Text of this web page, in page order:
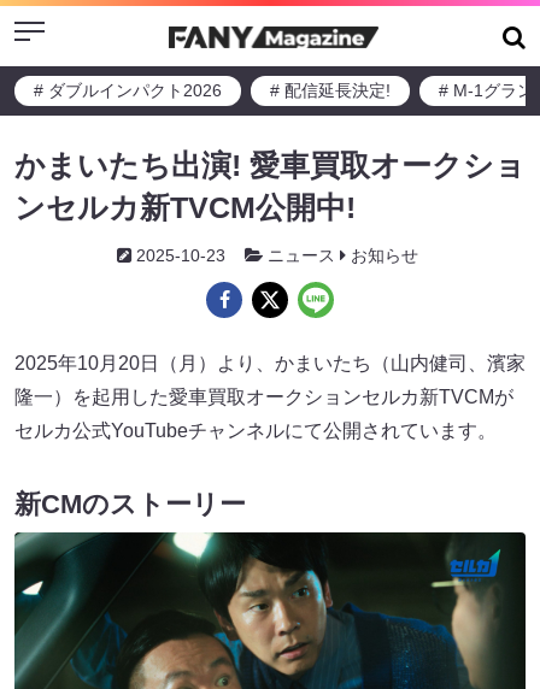
Menu
# ダブルインパクト2026 # 配信延長決定! # M-1グラン
かまいたち出演! 愛車買取オークショ
ンセルカ新TVCM公開中!
2025-10-23 ニュース お知らせ
2025年10月20日（月）より、かまいたち（山内健司、濱家
隆一）を起用した愛車買取オークションセルカ新TVCMが
セルカ公式YouTubeチャンネルにて公開されています。
新CMのストーリー